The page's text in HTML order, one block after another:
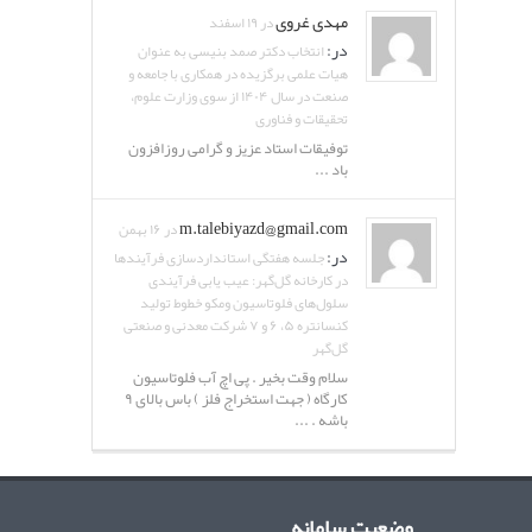
مهدی غرویدر ۱۹ اسفند
در:انتخاب دکتر صمد بنیسی به عنوان
هیات علمی برگزیده در همکاری با جامعه و
صنعت در سال ۱۴۰۴ از سوی وزارت علوم،
تحقیقات و فناوری
توفیقات استاد عزیز و گرامی روزافزون
باد ...
m.talebiyazd@gmail.comدر ۱۶ بهمن
در:جلسه هفتگی استانداردسازی فرآیندها
در کارخانه گل‌گهر: عیب یابی فرآیندی
سلول‌های فلوتاسیون ومکو خطوط تولید
کنسانتره ۵، ۶ و ۷ شرکت معدنی و صنعتی
گل‌گهر
سلام وقت بخیر . پی اچ آب فلوتاسیون
کارگاه ( جهت استخراج فلز ) باس بالای ۹
باشه . ...